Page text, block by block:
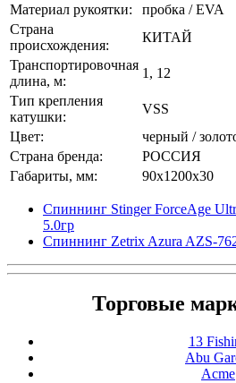
Материал рукоятки:
пробка / EVA
Страна
происхождения:
КИТАЙ
Транспортировочная
длина, м:
1, 12
Тип крепления
катушки:
VSS
Цвет:
черный /
Страна бренда:
РОССИЯ
Габариты, мм:
90x1200x30
Спиннинг Stinger ForceAge
5.0гр
Спиннинг Zetrix Azura AZS-
Торговые
13
Abu
Acme